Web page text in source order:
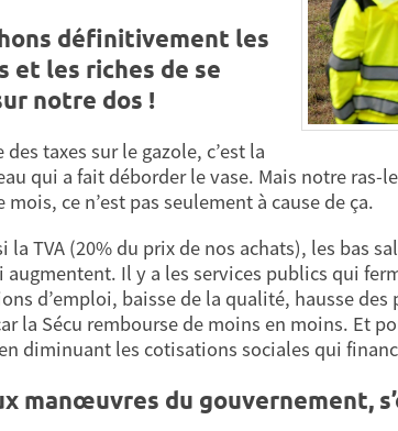
définitivement les
et les riches de se
notre dos !
des taxes sur le gazole, c’est la
qui a fait déborder le vase. Mais notre
mois, ce n’est pas seulement à cause de ça.
la TVA (20% du prix de nos achats), les bas
augmentent. Il y a les services publics qui
d’emploi, baisse de la qualité, hausse
la Sécu rembourse de moins en moins. Et
diminuant les cotisations sociales qui
manœuvres du gouvernement,